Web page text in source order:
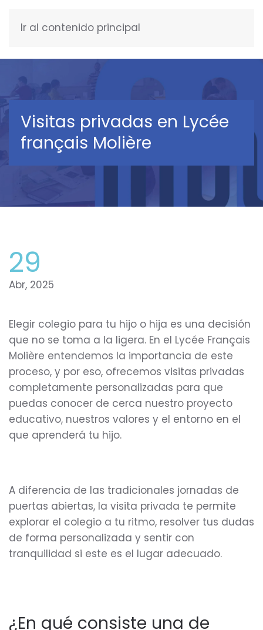
Ir al contenido principal
Visitas privadas en Lycée
français Molière
29
Abr, 2025
Elegir colegio para tu hijo o hija es una decisión
que no se toma a la ligera. En el Lycée Français
Molière entendemos la importancia de este
proceso, y por eso, ofrecemos visitas privadas
completamente personalizadas para que
puedas conocer de cerca nuestro proyecto
educativo, nuestros valores y el entorno en el
que aprenderá tu hijo.
A diferencia de las tradicionales jornadas de
puertas abiertas, la visita privada te permite
explorar el colegio a tu ritmo, resolver tus dudas
de forma personalizada y sentir con
tranquilidad si este es el lugar adecuado.
¿En qué consiste una de